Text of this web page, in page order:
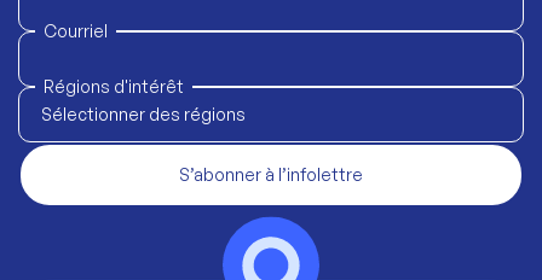
Courriel
Régions d'intérêt
Sélectionner des régions
S’abonner à l’infolettre